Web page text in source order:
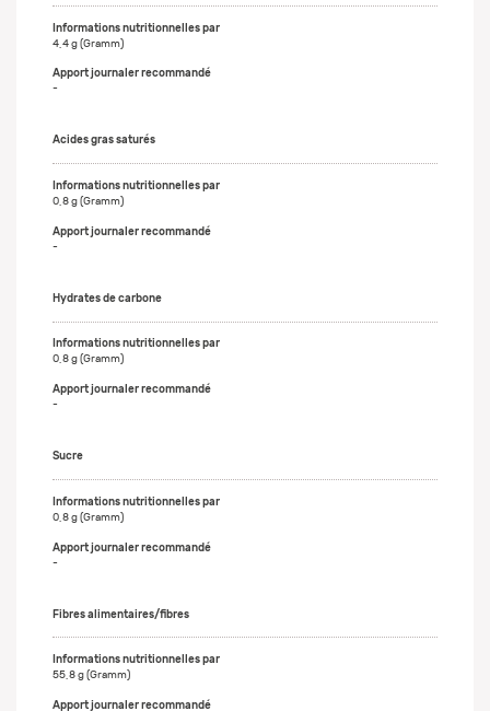
4,4 g (Gramm)
-
Acides gras saturés
0,8 g (Gramm)
-
Hydrates de carbone
0,8 g (Gramm)
-
Sucre
0,8 g (Gramm)
-
Fibres alimentaires/fibres
55,8 g (Gramm)